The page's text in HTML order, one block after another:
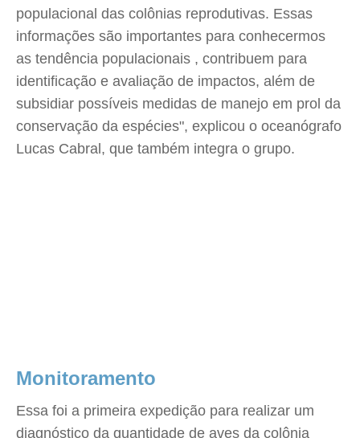
populacional das colônias reprodutivas. Essas
informações são importantes para conhecermos
as tendência populacionais , contribuem para
identificação e avaliação de impactos, além de
subsidiar possíveis medidas de manejo em prol da
conservação da espécies", explicou o oceanógrafo
Lucas Cabral, que também integra o grupo.
Monitoramento
Essa foi a primeira expedição para realizar um
diagnóstico da quantidade de aves da colônia